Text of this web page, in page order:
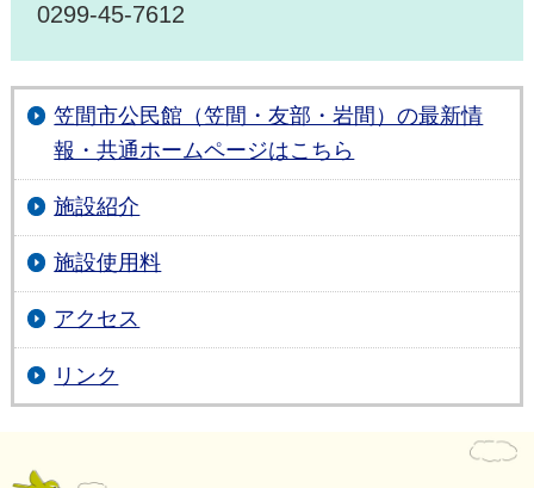
0299-45-7612
笠間市公民館（笠間・友部・岩間）の最新情
報・共通ホームページはこちら
施設紹介
施設使用料
アクセス
リンク